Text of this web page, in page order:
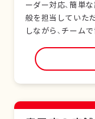
ーダー対応、簡単
般を担当していた
しながら、チーム
ける環境です。未
サービスを基礎か
態で、長期的なキ